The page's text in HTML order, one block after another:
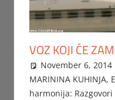
VOZ KOJI ĆE
November 6, 2014
MARININA KUHINJA,
harmonija: